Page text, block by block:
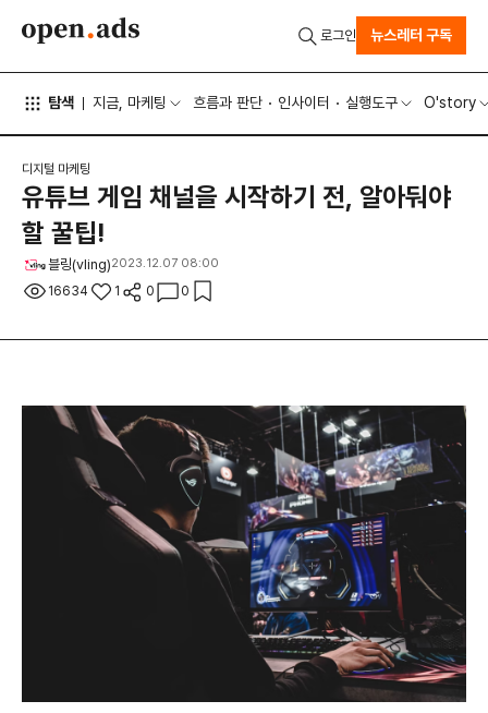
탐색 지금, 마케팅 흐름과 판단 인사이터 실행도구 O'story
로그인 뉴스레터 구독
디지털 마케팅
유튜브 게임 채널을 시작하기 전, 알아둬야
할 꿀팁!
블링(vling)2023.12.07 08:00
16634 1 0 0